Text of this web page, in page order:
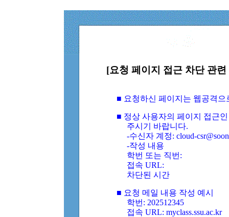
[요청 페이지 접근 차단 관
■ 요청하신 페이지는 웹공격
■ 정상 사용자의 페이지 접근
주시기 바랍니다.
-수신자 계정: cloud-
-작성 내용
학번 또는 직번:
접속 URL:
차단된 시간
■ 요청 메일 내용 작성 예시
학번: 202512345
접속 URL: myclass.ssu.ac.kr